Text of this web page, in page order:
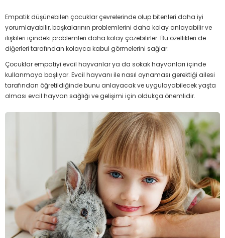
Empatik düşünebilen çocuklar çevrelerinde olup bitenleri daha iyi
yorumlayabilir, başkalarının problemlerini daha kolay anlayabilir ve
ilişkileri içindeki problemleri daha kolay çözebilirler. Bu özellikleri de
diğerleri tarafından kolayca kabul görmelerini sağlar.
Çocuklar empatiyi evcil hayvanlar ya da sokak hayvanları içinde
kullanmaya başlıyor. Evcil hayvanı ile nasıl oynaması gerektiği ailesi
tarafından öğretildiğinde bunu anlayacak ve uygulayabilecek yaşta
olması evcil hayvan sağlığı ve gelişimi için oldukça önemlidir.